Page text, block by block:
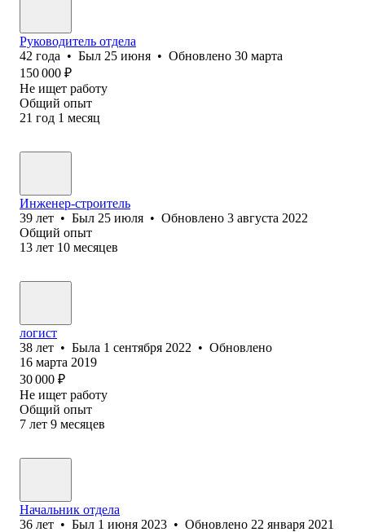
Руководитель отдела
42 года • Был 25 июня • Обновлено 30 марта
150 000 ₽
Не ищет работу
Общий опыт
21 год 1 месяц
Инженер-строитель
39 лет • Был 25 июля • Обновлено 3 августа 2022
Общий опыт
13 лет 10 месяцев
логист
38 лет • Была 1 сентября 2022 • Обновлено
16 марта 2019
30 000 ₽
Не ищет работу
Общий опыт
7 лет 9 месяцев
Начальник отдела
36 лет • Был 1 июня 2023 • Обновлено 22 января 2021